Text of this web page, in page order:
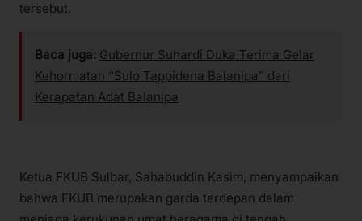
tersebut.
Baca juga: Gubernur Suhardi Duka Terima Gelar
Kehormatan “Sulo Tappidena Balanipa” dari
Kerapatan Adat Balanipa
Ketua FKUB Sulbar, Sahabuddin Kasim, menyampaikan
bahwa FKUB merupakan garda terdepan dalam